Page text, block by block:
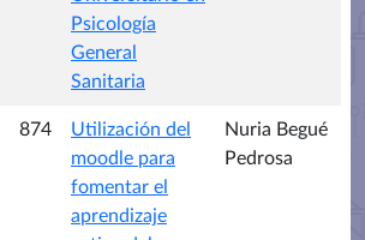
Psicología
General
Sanitaria
874
Utilización del
moodle para
fomentar el
aprendizaje
Nuria Begué
Pedrosa